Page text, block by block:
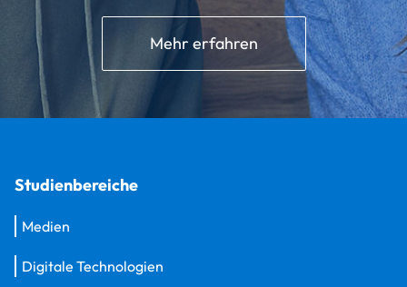
Mehr erfahren
Studienbereiche
Medien
Digitale Technologien